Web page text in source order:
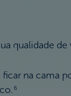
qualidade
na cama
6